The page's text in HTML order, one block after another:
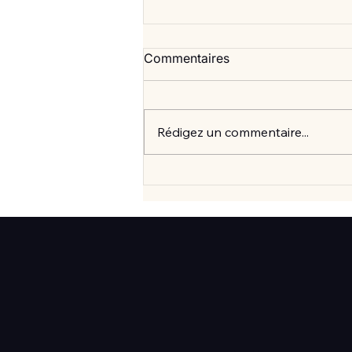
Commentaires
Rédigez un commentaire...